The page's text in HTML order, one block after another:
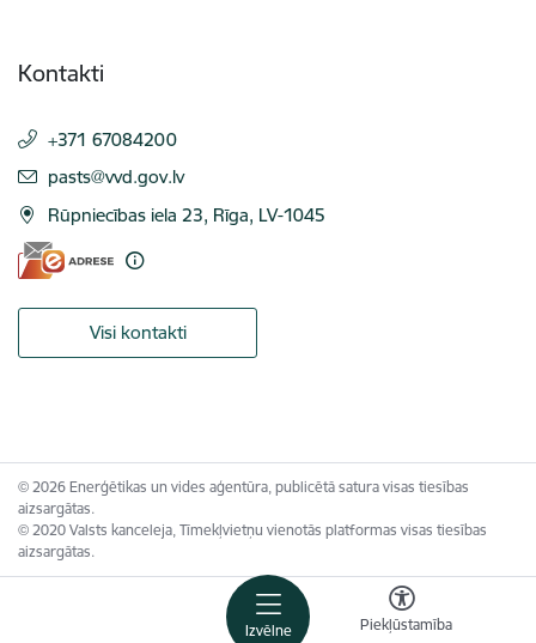
Izvēlne Piekļūstamība
Kontakti
+371 67084200
E-pasts:
pasts@vvd.gov.lv
Rūpniecības iela 23, Rīga, LV-1045
Visi kontakti
© 2026 Enerģētikas un vides aģentūra, publicētā satura visas tiesības
aizsargātas.
© 2020 Valsts kanceleja, Tīmekļvietņu vienotās platformas visas tiesības
aizsargātas.